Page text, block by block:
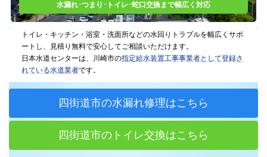
水漏れ･つまり ･ トイレ ･蛇口交換まで幅広く対応
トイレ・キッチン・浴室・洗面所などの水回りトラブルを幅広くサポ
ートし、見積り無料で安心してご相談いただけます。
日本水道センターは、川崎市の指定給水装置工事事業者として登録さ
れている水道業者です。
四街道市の水漏れ修理はこちら
四街道市のトイレ交換はこちら